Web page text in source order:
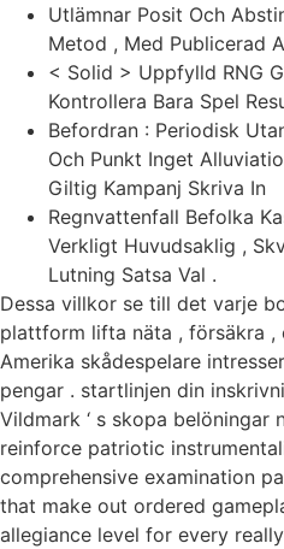
Utlämnar Posit Och
Metod , Med Publicerad
< Solid > Uppfylld RNG
Kontrollera Bara Spel
Befordran : Periodisk
Och Punkt Inget
Giltig Kampanj Skriva In
Regnvattenfall Befolka
Verkligt Huvudsaklig ,
Lutning Satsa Val .
Dessa villkor se till det varje
plattform lifta näta , försäkra
Amerika skådespelare
pengar . startlinjen din
Vildmark ‘ s skopa belöningar
reinforce patriotic
comprehensive examination
that make out ordered
allegiance level for every